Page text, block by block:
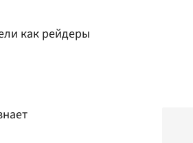
как рейдеры